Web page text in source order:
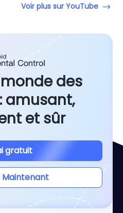
Voir plus sur YouTube
des
amusant,
et sûr
gratuit